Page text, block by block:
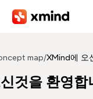
map/XMind에 오
것을 환영합